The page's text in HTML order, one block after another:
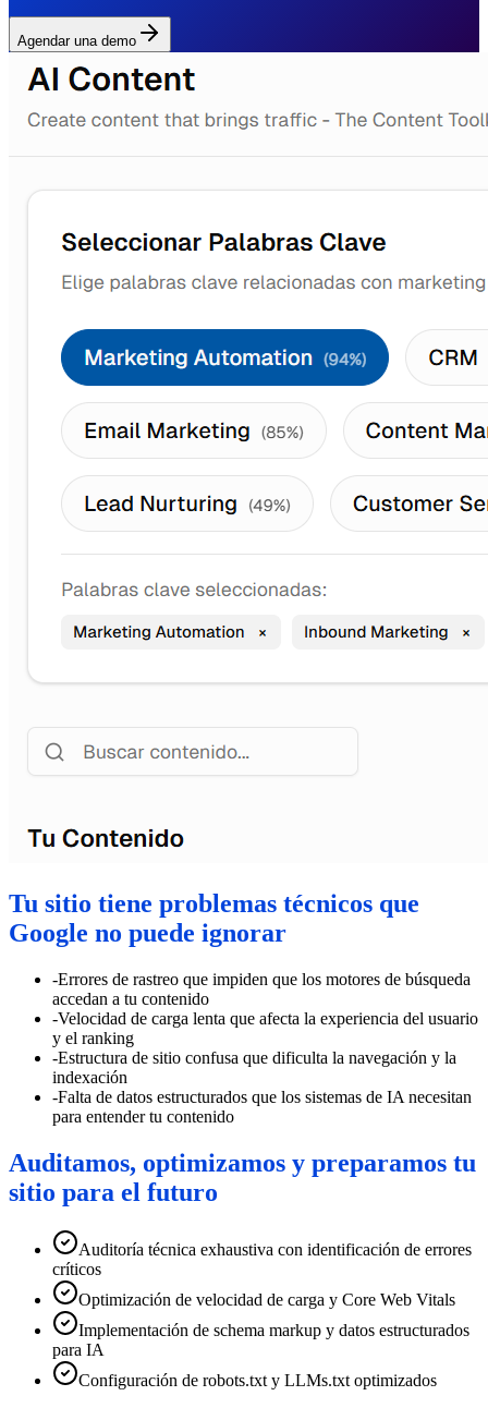
Agendar una demo
Tu sitio tiene problemas técnicos que
Google no puede ignorar
-Errores de rastreo que impiden que los motores de búsqueda
accedan a tu contenido
-Velocidad de carga lenta que afecta la experiencia del usuario
y el ranking
-Estructura de sitio confusa que dificulta la navegación y la
indexación
-Falta de datos estructurados que los sistemas de IA necesitan
para entender tu contenido
Auditamos, optimizamos y preparamos tu
sitio para el futuro
Auditoría técnica exhaustiva con identificación de errores
críticos
Optimización de velocidad de carga y Core Web Vitals
Implementación de schema markup y datos estructurados
para IA
Configuración de robots.txt y LLMs.txt optimizados